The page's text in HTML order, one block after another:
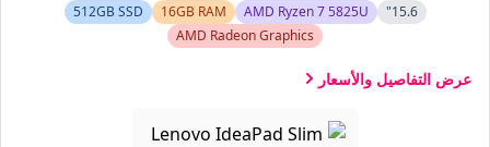
15.6"
AMD Ryzen 7 5825U
16GB RAM
512GB SSD
AMD Radeon Graphics
عرض التفاصيل والأسعار